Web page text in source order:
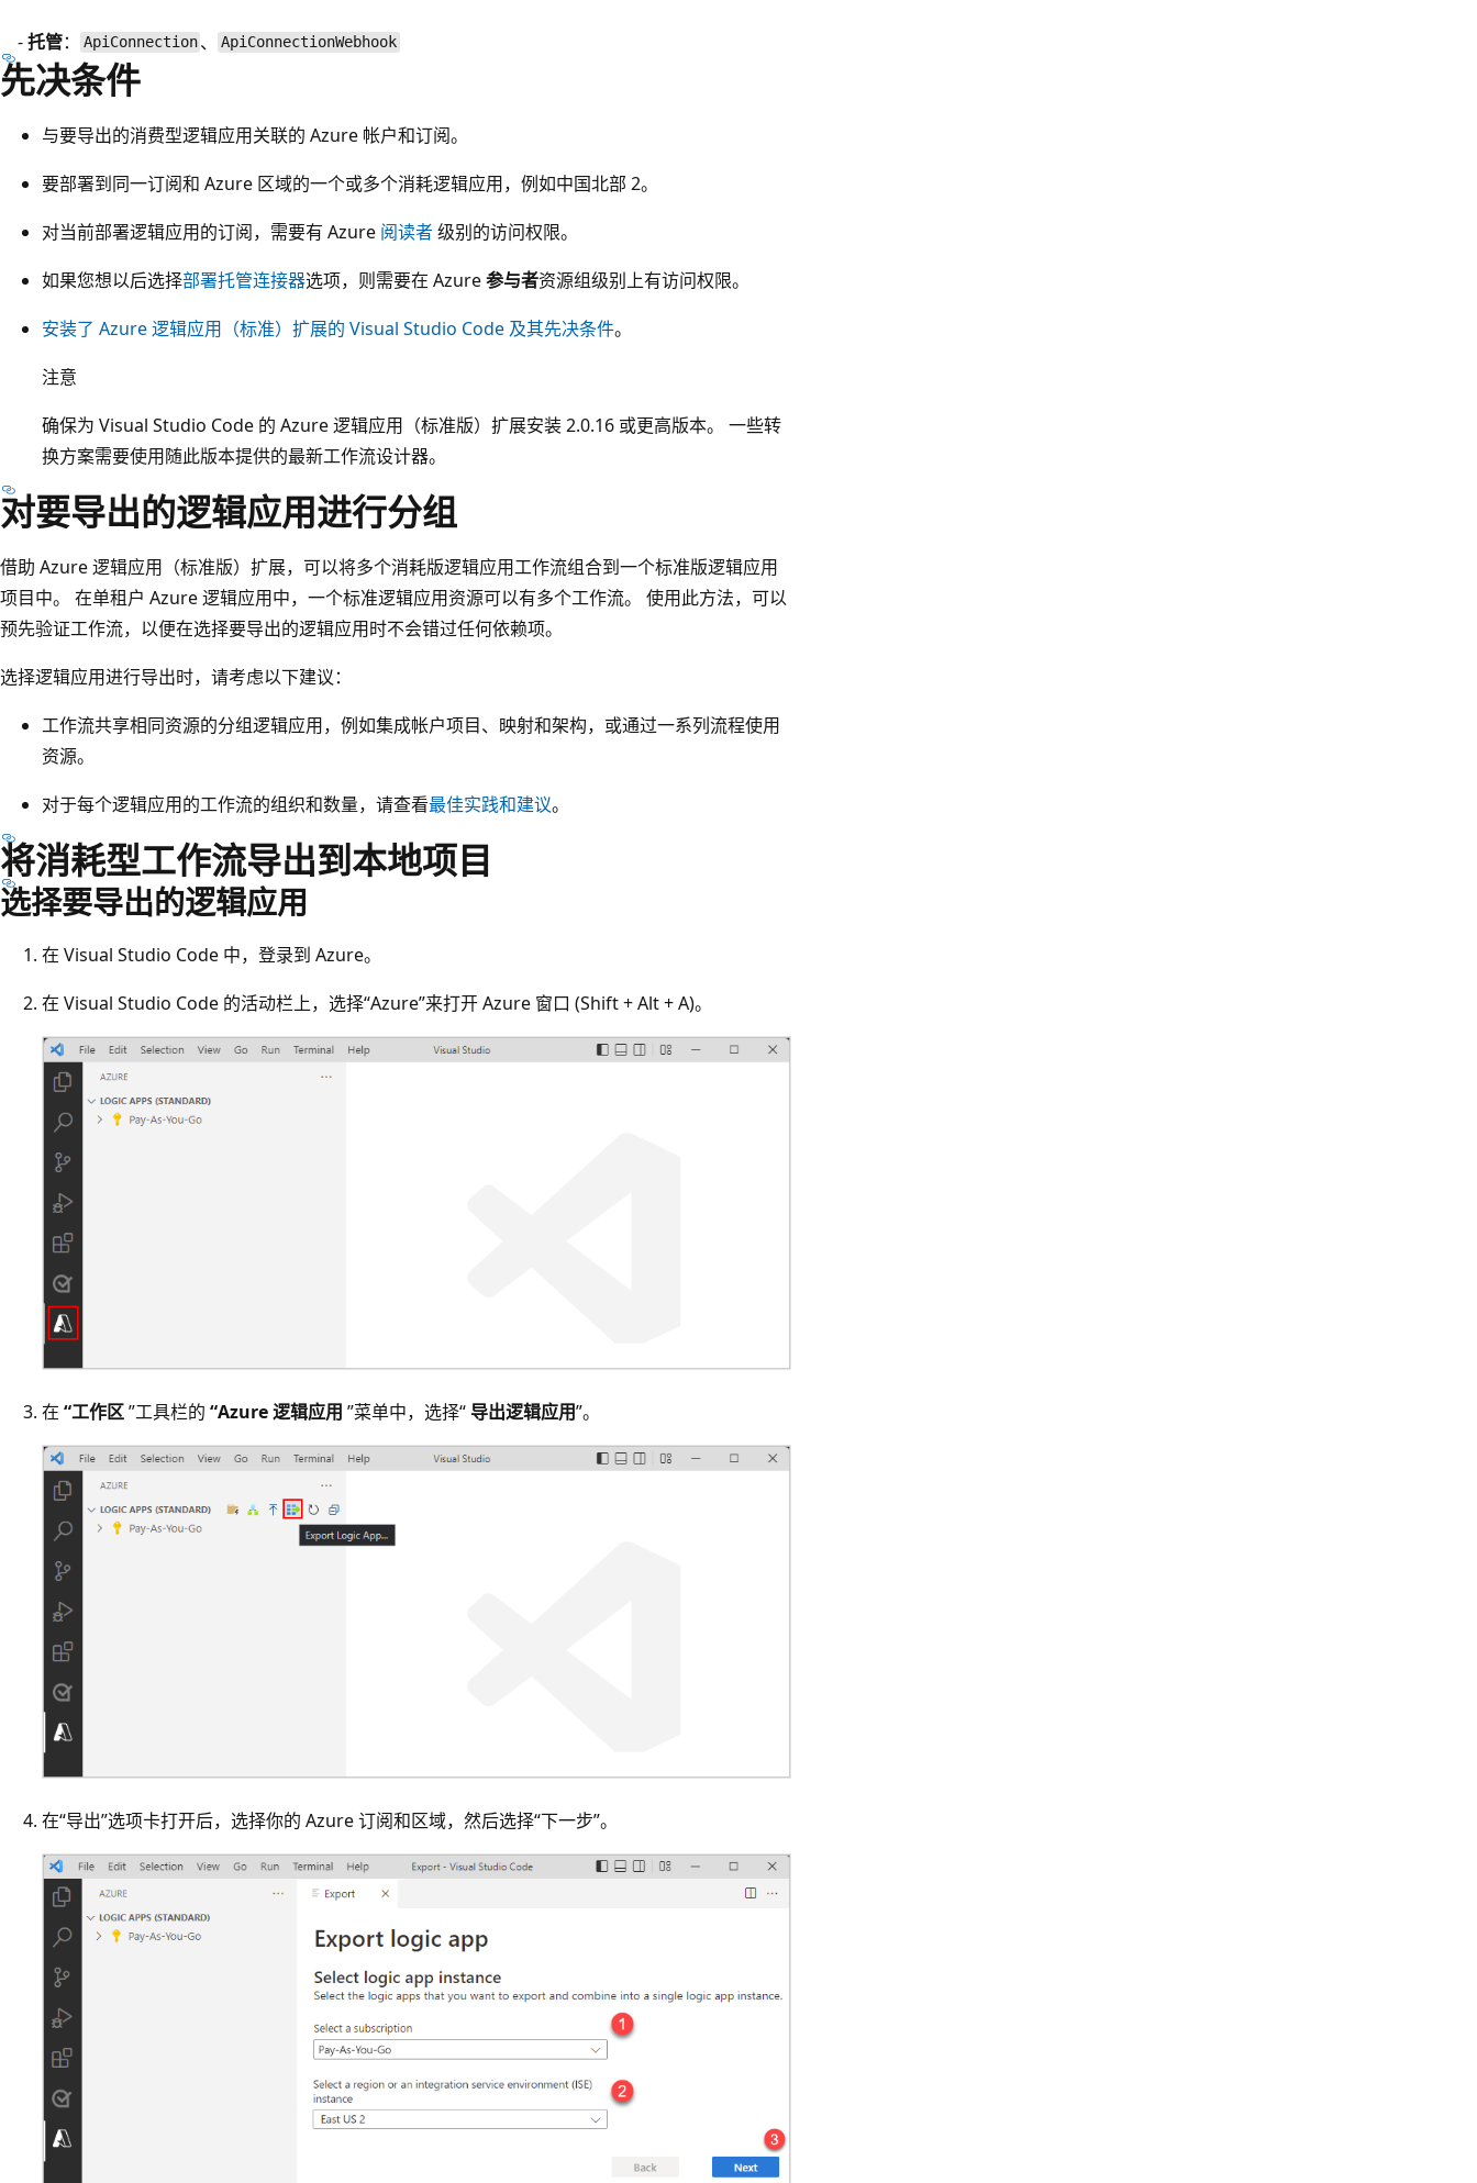
-托管： ApiConnection 、 ApiConnectionWebhook
先决条件
与要导出的消费型逻辑应用关联的 Azure 帐户和订阅。
要部署到同一订阅和 Azure 区域的一个或多个消耗逻辑应用，例如中国北部 2。
对当前部署逻辑应用的订阅，需要有 Azure 阅读者级别的访问权限。
如果您想以后选择部署托管连接器选项，则需要在 Azure参与者资源组级别上有访问权限。
安装了 Azure 逻辑应用（标准）扩展的 Visual Studio Code 及其先决条件。
注意
确保为 Visual Studio Code 的 Azure 逻辑应用（标准版）扩展安装 2.0.16 或更高版本。 一些转
换方案需要使用随此版本提供的最新工作流设计器。
对要导出的逻辑应用进行分组
借助 Azure 逻辑应用（标准版）扩展，可以将多个消耗版逻辑应用工作流组合到一个标准版逻辑应用
项目中。 在单租户 Azure 逻辑应用中，一个标准逻辑应用资源可以有多个工作流。 使用此方法，可以
预先验证工作流，以便在选择要导出的逻辑应用时不会错过任何依赖项。
选择逻辑应用进行导出时，请考虑以下建议：
工作流共享相同资源的分组逻辑应用，例如集成帐户项目、映射和架构，或通过一系列流程使用
资源。
对于每个逻辑应用的工作流的组织和数量，请查看最佳实践和建议。
将消耗型工作流导出到本地项目
选择要导出的逻辑应用
在 Visual Studio Code 中，登录到 Azure。
在 Visual Studio Code 的活动栏上，选择“Azure”来打开 Azure 窗口 (Shift + Alt + A)。
在 “工作区”工具栏的 “Azure 逻辑应用 ”菜单中，选择“ 导出逻辑应用”。
在“导出”选项卡打开后，选择你的 Azure 订阅和区域，然后选择“下一步”。